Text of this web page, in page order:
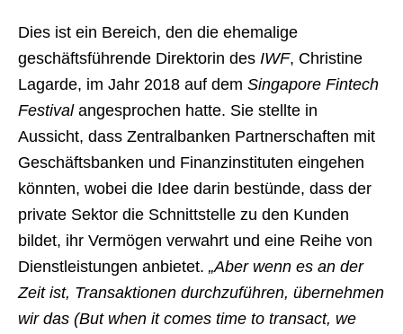
Dies ist ein Bereich, den die ehemalige
geschäftsführende Direktorin des IWF, Christine
Lagarde, im Jahr 2018 auf dem Singapore Fintech
Festivalangesprochen hatte. Sie stellte in
Aussicht, dass Zentralbanken Partnerschaften mit
Geschäftsbanken und Finanzinstituten eingehen
könnten, wobei die Idee darin bestünde, dass der
private Sektor die Schnittstelle zu den Kunden
bildet, ihr Vermögen verwahrt und eine Reihe von
Dienstleistungen anbietet. „Aber wenn es an der
Zeit ist, Transaktionen durchzuführen, übernehmen
wir das (But when it comes time to transact, we